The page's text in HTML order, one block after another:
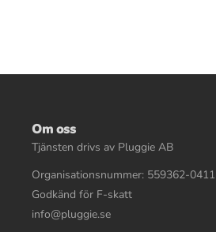
Om oss
Tjänsten drivs av Pluggie AB
Organisationsnummer: 559362-0411
Godkänd för F-skatt
info@pluggie.se